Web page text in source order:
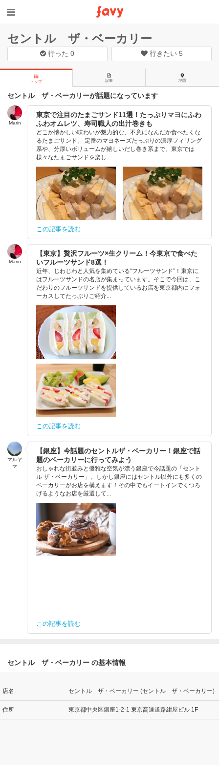
セントル ザ・ベーカリー
行った0 行きたい 5
トップ 記事 地図
セントル ザ・ベーカリーが話題になっています
Marin
東京で注目のたまごサンド11選！たっぷりマヨにふわ
ふわオムレツ、寿司職人の出汁巻きも
どこか懐かしい味わいが魅力的な、不意になんだか食べたくな
るたまごサンド。 定番のマヨネーズたっぷりの濃厚フィリング
系や、分厚いボリュームが嬉しいだし巻き系まで、東京では
様々なたまごサンドを楽し...
この記事を読む
Marin
【東京】贅沢フルーツ×生クリーム！今東京で食べた
いフルーツサンド8選！
近年、じわじわと人気を集めている“フルーツサンド”！東京に
はフルーツサンドの名店が集まっています。そこで今回は、こ
だわりのフルーツサンドを提供しているお店を東京都内にフォ
ーカスしてたっぷりご紹介...
この記事を読む
マルヤ
マ
【銀座】今話題のセントルザ・ベーカリー！銀座で話
題のベーカリーに行ってみよう
おしゃれな街並みと優雅な空気が漂う銀座で今話題の「セント
ル ザ・ベーカリー」。しかし銀座にはセントル以外にも多くの
ベーカリーがお店を構えます！その中でもイートインでくつろ
げるようなお店を厳選して...
この記事を読む
セントル ザ・ベーカリー の基本情報
店名 セントル ザ・ベーカリー (セントル ザ・ベーカリー)
住所 東京都中央区銀座1-2-1 東京高速道路紺屋ビル 1F